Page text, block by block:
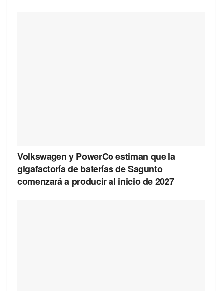
Volkswagen y PowerCo estiman que la
gigafactoría de baterías de Sagunto
comenzará a producir al inicio de 2027